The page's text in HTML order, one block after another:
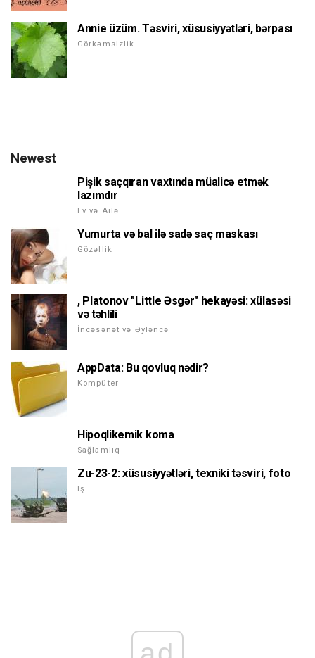
Annie üzüm. Təsviri, xüsusiyyətləri, bərpası
Görkəmsizlik
Newest
Pişik saçqıran vaxtında müalicə etmək
lazımdır
Ev və Ailə
Yumurta və bal ilə sadə saç maskası
Gözəllik
, Platonov "Little Əsgər" hekayəsi: xülasəsi
və təhlili
İncəsənət və Əyləncə
AppData: Bu qovluq nədir?
Kompüter
Hipoqlikemik koma
Sağlamlıq
Zu-23-2: xüsusiyyətləri, texniki təsviri, foto
Iş